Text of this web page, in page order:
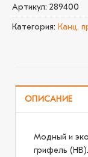
Артикул: 289400
Категория: Канц.
ОПИСАНИЕ
Модный и
грифель